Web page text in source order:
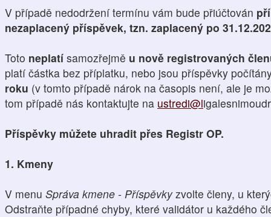
V případě nedodržení termínu vám bude přiúčtován
nezaplacený příspěvek, tzn. zaplacený po
Toto neplatí samozřejmě u nově registrovaných
platí částka bez příplatku, nebo jsou příspěvky
roku (v tomto případě nárok na časopis není, ale je
tom případě nás kontaktujte na ustredi@l
Příspěvky můžete uhradit přes Registr OP.
1. Kmeny
V menu Správa kmene - Příspěvkyzvolte členy, u
Odstraňte případné chyby, které validátor u každého